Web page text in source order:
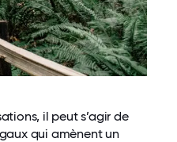
il peut s’agir de
qui amènent un